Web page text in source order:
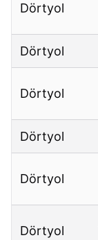
Dörtyol
Dörtyol
Dörtyol
Dörtyol
Dörtyol
Dörtyol